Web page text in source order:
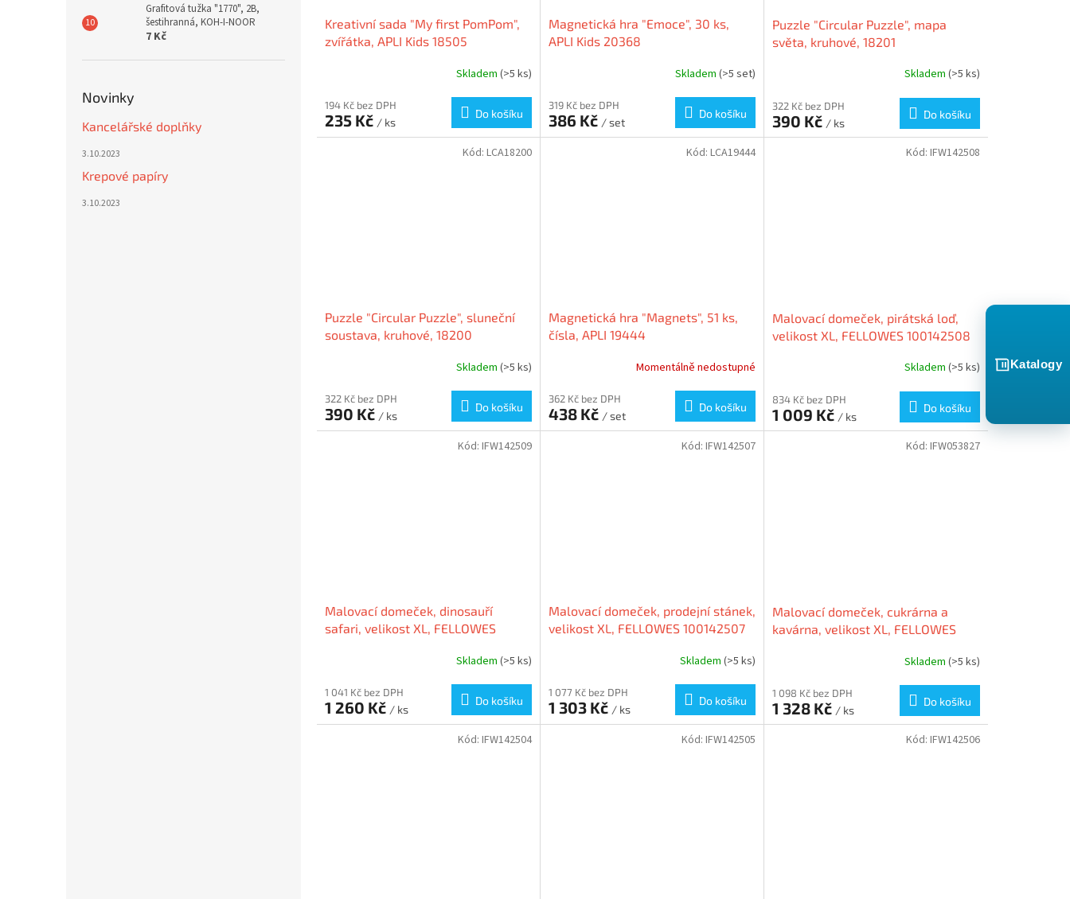
Grafitová tužka "1770", 2B,
šestihranná, KOH-I-NOOR
7 Kč
Novinky
Kancelářské doplňky
3.10.2023
Krepové papíry
3.10.2023
Kreativní sada "My first PomPom",
zvířátka, APLI Kids 18505
Skladem (>5 ks)
194 Kč bez DPH
235 Kč / ks
Do košíku
Magnetická hra "Emoce", 30 ks,
APLI Kids 20368
Skladem (>5 set)
319 Kč bez DPH
386 Kč / set
Do košíku
Puzzle "Circular Puzzle", mapa
světa, kruhové, 18201
Skladem (>5 ks)
322 Kč bez DPH
390 Kč / ks
Do košíku
Puzzle "Circular Puzzle", sluneční
soustava, kruhové, 18200
Skladem (>5 ks)
322 Kč bez DPH
390 Kč / ks
Do košíku
Kód: LCA18200
Magnetická hra "Magnets", 51 ks,
čísla, APLI 19444
Momentálně nedostupné
362 Kč bez DPH
438 Kč / set
Do košíku
Kód: LCA19444
Malovací domeček, pirátská loď,
velikost XL, FELLOWES 100142508
Skladem (>5 ks)
834 Kč bez DPH
1 009 Kč / ks
Do košíku
Kód: IFW142508
Malovací domeček, dinosauří
safari, velikost XL, FELLOWES
Skladem (>5 ks)
1 041 Kč bez DPH
1 260 Kč / ks
Do košíku
Kód: IFW142509
Malovací domeček, prodejní stánek,
velikost XL, FELLOWES 100142507
Skladem (>5 ks)
1 077 Kč bez DPH
1 303 Kč / ks
Do košíku
Kód: IFW142507
Malovací domeček, cukrárna a
kavárna, velikost XL, FELLOWES
Skladem (>5 ks)
1 098 Kč bez DPH
1 328 Kč / ks
Do košíku
Kód: IFW053827
Kód: IFW142504 Kód: IFW142505 Kód: IFW142506
Katalogy